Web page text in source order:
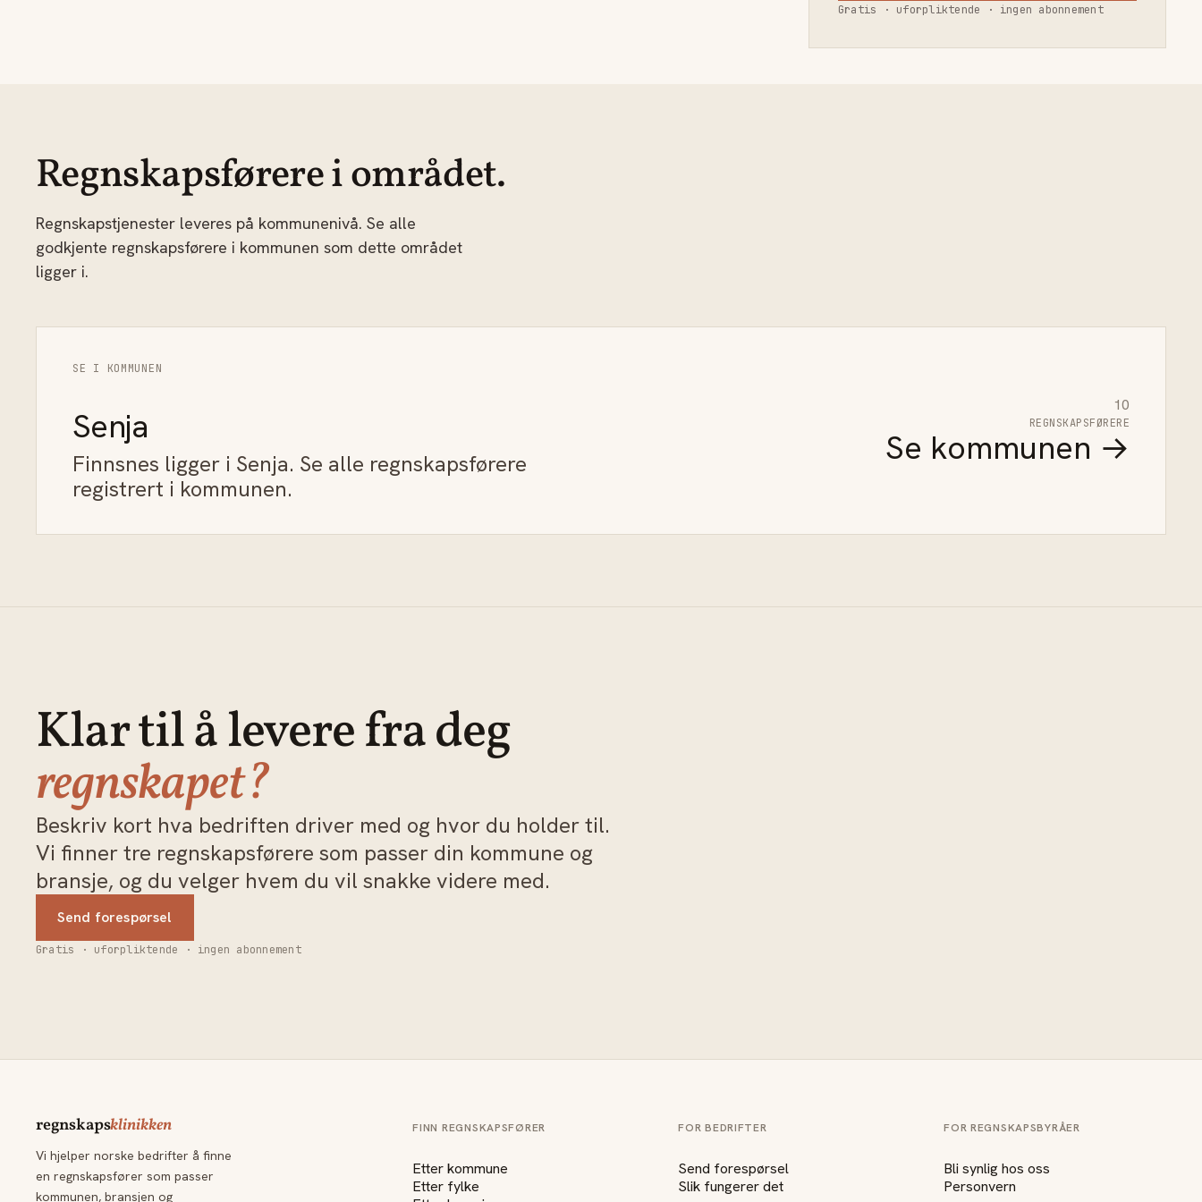
Gratis · uforpliktende · ingen abonnement
Regnskapsførere i området.
Regnskapstjenester leveres på kommunenivå. Se alle
godkjente regnskapsførere i kommunen som dette området
ligger i.
SE I KOMMUNEN
Senja
Finnsnes ligger i Senja. Se alle regnskapsførere
registrert i kommunen.
10
REGNSKAPSFØRERE
Se kommunen →
Klar til å levere fra deg
regnskapet?
Beskriv kort hva bedriften driver med og hvor du holder til.
Vi finner tre regnskapsførere som passer din kommune og
bransje, og du velger hvem du vil snakke videre med.
Send forespørsel
Gratis · uforpliktende · ingen abonnement
regnskapsklinikken
Vi hjelper norske bedrifter å finne
en regnskapsfører som passer
kommunen, bransjen og
FINN REGNSKAPSFØRER
Etter kommune
Etter fylke
FOR BEDRIFTER
Send forespørsel
Slik fungerer det
FOR REGNSKAPSBYRÅER
Bli synlig hos oss
Personvern